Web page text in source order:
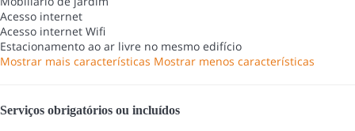
Acesso internet
Acesso internet Wifi
Estacionamento ao ar livre no mesmo edifício
Mostrar mais características Mostrar menos características
Serviços obrigatórios ou incluídos